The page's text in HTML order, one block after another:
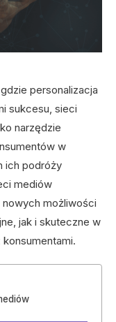
personalizacja
sukcesu, sieci
narzędzie
w
ich podróży
mediów
możliwości
jak i skuteczne w